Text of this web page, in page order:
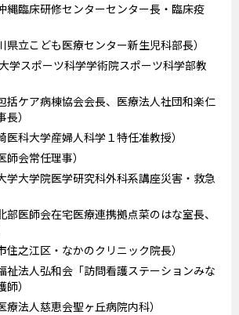
縄臨床研修センターセンター長・臨床疫
県立こども医療センター新生児科部長）
学スポーツ科学学術院スポーツ科学部教
括ケア病棟協会会長、医療法人社団和楽仁
）
医科大学産婦人科学１特任准教授）
会常任理事）
学大学院医学研究科外科系講座災害・救急
部医師会在宅医療連携拠点菜のはな室長、
住之江区・なかのクリニック院長）
祉法人弘和会「訪問看護ステーションみな
）
療法人慈恵会聖ヶ丘病院内科）